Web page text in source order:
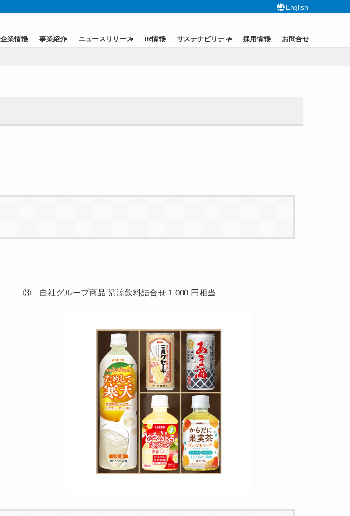
English
企業情報 事業紹介 ニュースリリース IR情報 サステナビリティ 採用情報 お問合せ
③ 自社グループ商品 清涼飲料詰合せ 1,000 円相当